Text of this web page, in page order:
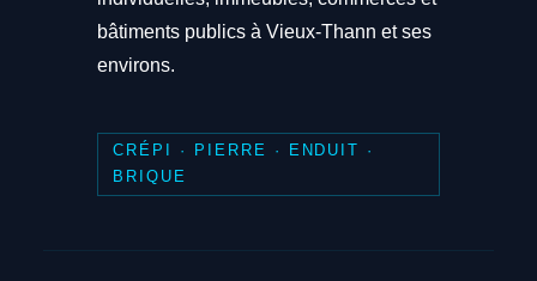
bâtiments publics à Vieux-Thann et ses
environs.
CRÉPI · PIERRE · ENDUIT ·
BRIQUE